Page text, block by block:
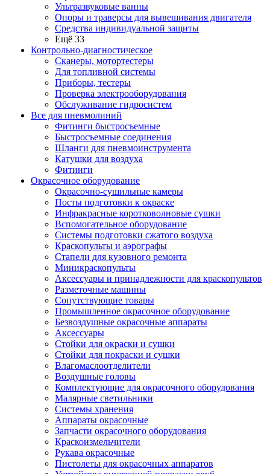
Ультразвуковые ванны
Опоры и траверсы для вывешивания двигателя
Средства индивидуальной защиты
Ещё 33
Контрольно-диагностическое
Сканеры, мотортестеры
Для топливной системы
Приборы, тестеры
Проверка электрооборудования
Обслуживание гидросистем
Все для пневмолиний
Фитинги быстросъемные
Быстросъемные соединения
Шланги для пневмоинструмента
Катушки для воздуха
Фитинги
Окрасочное оборудование
Окрасочно-сушильные камеры
Посты подготовки к окраске
Инфракрасные коротковолновые сушки
Вспомогательное оборудование
Системы подготовки сжатого воздуха
Краскопульты и аэрографы
Стапели для кузовного ремонта
Миникраскопульты
Аксессуары и принадлежности для краскопультов
Разметочные машины
Сопутствующие товары
Промышленное окрасочное оборудование
Безвоздушные окрасочные аппараты
Аксессуары
Стойки для окраски и сушки
Стойки для покраски и сушки
Влагомаслоотделители
Воздушные головы
Комплектующие для окрасочного оборудования
Малярные светильники
Системы хранения
Аппараты окрасочные
Запчасти окрасочного оборудования
Краскоизмельчители
Рукава окрасочные
Пистолеты для окрасочных аппаратов